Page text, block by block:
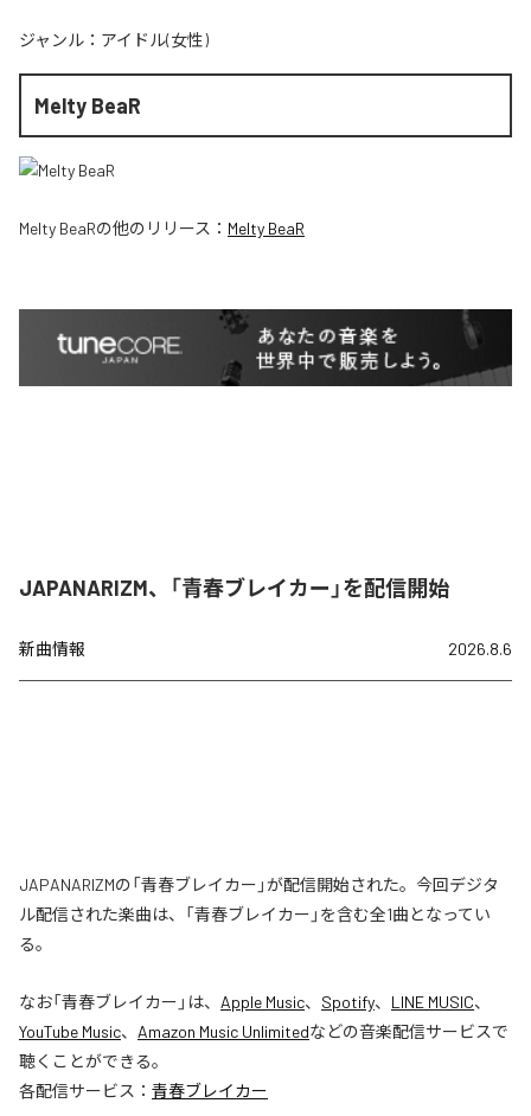
ジャンル： アイドル(女性)
Melty BeaR
Melty BeaRの他のリリース： Melty BeaR
JAPANARIZM、「青春ブレイカー」を配信開始
新曲情報 2026.8.6
JAPANARIZMの「青春ブレイカー」が配信開始された。今回デジタ
ル配信された楽曲は、「青春ブレイカー」を含む全1曲となってい
る。
なお「青春ブレイカー 」は、 Apple Music、 Spotify、 LINE MUSIC、
YouTube Music、 Amazon Music Unlimitedなどの音楽配信サービスで
聴くことができる。
各配信サービス： 青春ブレイカー